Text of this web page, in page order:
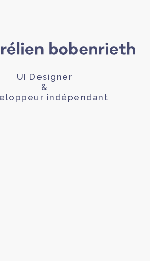
UI Designer
&
indépendant